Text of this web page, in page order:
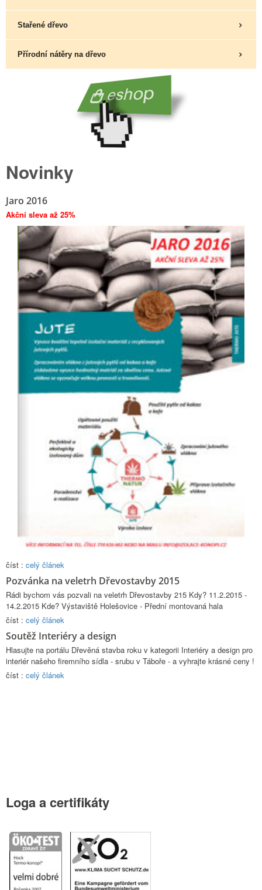
Stařené dřevo
Přírodní nátěry na dřevo
Novinky
Jaro 2016
Akční sleva až 25%
číst : celý článek
Pozvánka na veletrh Dřevostavby 2015
Rádi bychom vás pozvali na veletrh Dřevostavby 215 Kdy? 11.2.2015 -
14.2.2015 Kde? Výstaviště Holešovice - Přední montovaná hala
číst : celý článek
Soutěž Interiéry a design
Hlasujte na portálu Dřevěná stavba roku v kategorii Interiéry a design pro
interiér našeho firemního sídla - srubu v Táboře - a vyhrajte krásné ceny !
číst : celý článek
Logaa certifikáty